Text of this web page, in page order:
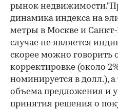
рынок
динамика индекса на
метры в Москве и
случае не является
скорее можно говорить
корректировке (около
номинируется в долл.),
объема предложения и
принятия решения о